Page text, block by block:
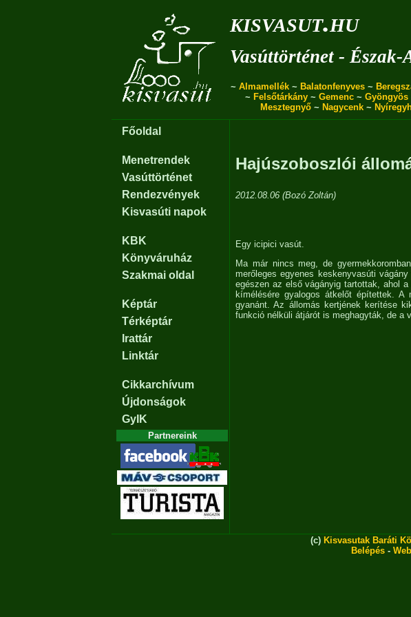
kisvasut.hu
Vasúttörténet -
~ Almamellék~ Balatonfenyves~
~ Felsőtárkány ~ Gemenc ~ Gyöngyös
Mesztegnyő~ Nagycenk~
Főoldal
Menetrendek
Vasúttörténet
Rendezvények
Kisvasúti napok
KBK
Könyváruház
Szakmai oldal
Képtár
Térképtár
Irattár
Linktár
Cikkarchívum
Újdonságok
GyIK
Partnereink
Hajúszoboszlói
2012.08.06 (Bozó Zoltán)
Egy icipici vasút.
Ma már nincs meg, de
merőleges egyenes keskenyvasúti
egészen az első vágányig tartottak, ahol
kímélésére gyalogos átkelőt építettek.
gyanánt. Az állomás kertjének kerítése
funkció nélküli átjárót is meghagyták, de a
(c) Kisvasutak Baráti
Belépés -